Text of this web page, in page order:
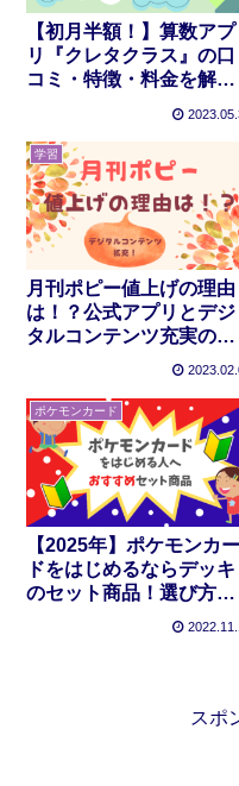
【初月半額！】算数アプ
リ『クレタクラス』の口
コミ・特徴・料金を解
学習
月刊ポピー値上げの理由
は！？公式アプリとデジ
タルコンテンツ充実のリ
ポケモンカード
【2025年】ポケモンカー
ドをはじめるならデッキ
のセット商品！選び方と
種類【ポケカ初心者】
スポ